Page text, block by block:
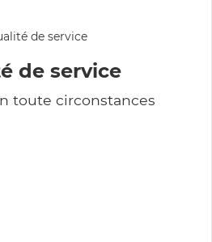
de service
toute circonstances